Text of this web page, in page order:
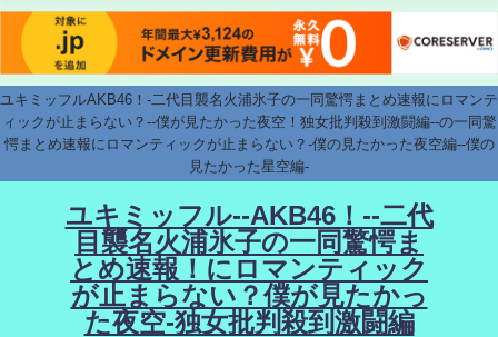
ユキミッフルAKB46！-二代目襲名火浦氷子の一同驚愕まとめ速報にロマンテ
ィックが止まらない？--僕が見たかった夜空！独女批判殺到激闘編--の一同驚
愕まとめ速報にロマンティックが止まらない？-僕の見たかった夜空編--僕の
見たかった星空編-
ユキミッフル--AKB46！--二代
目襲名火浦氷子の一同驚愕ま
とめ速報！にロマンティック
が止まらない？僕が見たかっ
た夜空-独女批判殺到激闘編